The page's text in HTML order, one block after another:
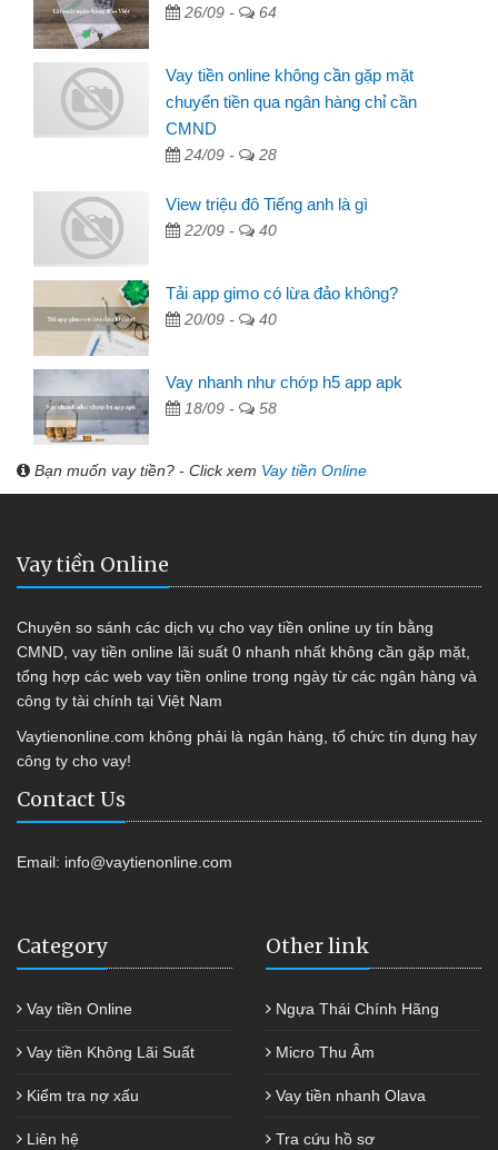
26/09 - 64
Vay tiền online không cần gặp mặt
chuyển tiền qua ngân hàng chỉ cần
CMND
24/09 - 28
View triệu đô Tiếng anh là gì
22/09 - 40
Tải app gimo có lừa đảo không?
20/09 - 40
Vay nhanh như chớp h5 app apk
18/09 - 58
Bạn muốn vay tiền? - Click xem Vay tiền Online
Vay tiền Online
Chuyên so sánh các dịch vụ cho vay tiền online uy tín bằng
CMND, vay tiền online lãi suất 0 nhanh nhất không cần gặp mặt,
tổng hợp các web vay tiền online trong ngày từ các ngân hàng và
công ty tài chính tại Việt Nam
Vaytienonline.com không phải là ngân hàng, tổ chức tín dụng hay
công ty cho vay!
Contact Us
Email: info@vaytienonline.com
Category
Vay tiền Online
Vay tiền Không Lãi Suất
Kiểm tra nợ xấu
Liên hệ
Other link
Ngựa Thái Chính Hãng
Micro Thu Âm
Vay tiền nhanh Olava
Tra cứu hồ sơ